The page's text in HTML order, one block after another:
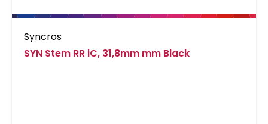
Syncros
SYN Stem RR iC, 31,8mm mm Black